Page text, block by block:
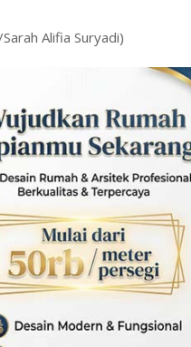
Alifia Suryadi)